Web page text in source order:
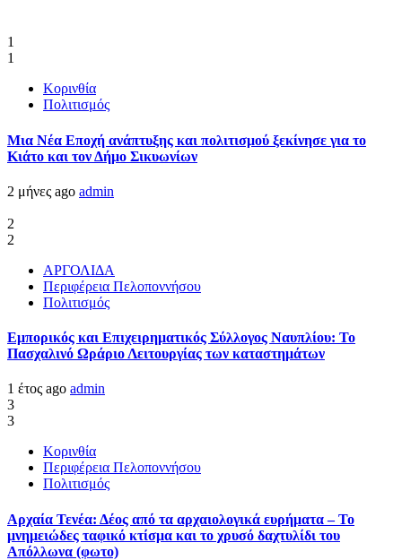
1
1
Κορινθία
Πολιτισμός
Μια Νέα Εποχή ανάπτυξης και πολιτισμού ξεκίνησε για το
Κιάτο και τον Δήμο Σικυωνίων
2 μήνες ago admin
2
2
ΑΡΓΟΛΙΔΑ
Περιφέρεια Πελοποννήσου
Πολιτισμός
Εμπορικός και Επιχειρηματικός Σύλλογος Ναυπλίου: Το
Πασχαλινό Ωράριο Λειτουργίας των καταστημάτων
1 έτος ago admin
3
3
Κορινθία
Περιφέρεια Πελοποννήσου
Πολιτισμός
Αρχαία Τενέα: Δέος από τα αρχαιολογικά ευρήματα – Το
μνημειώδες ταφικό κτίσμα και το χρυσό δαχτυλίδι του
Απόλλωνα (φωτο)